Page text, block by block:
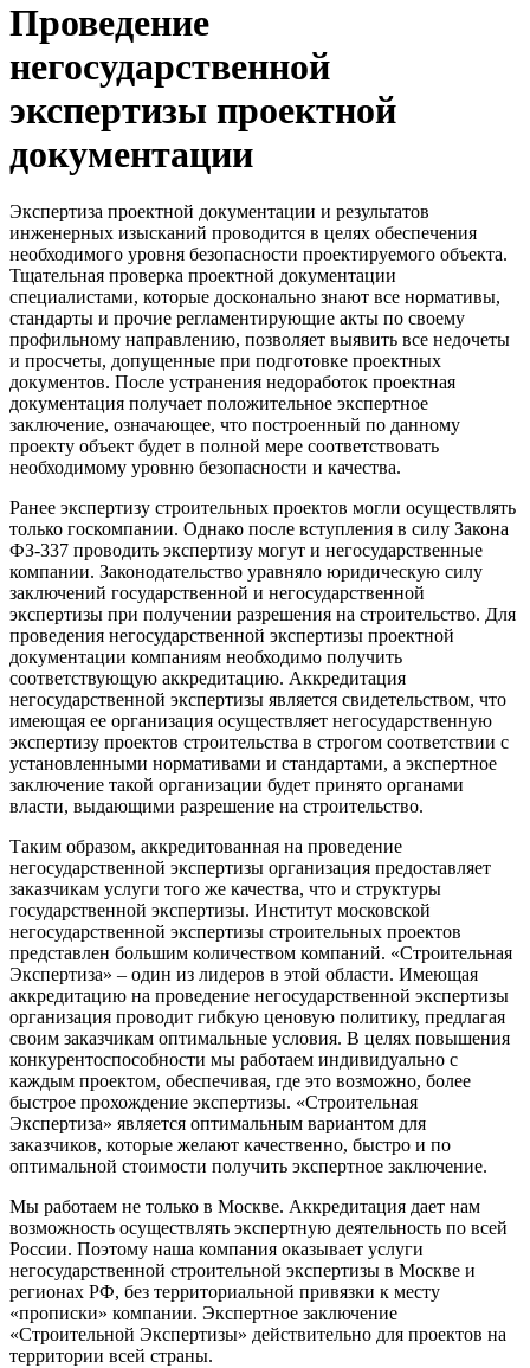
Проведение
негосударственной
экспертизы проектной
документации
Экспертиза проектной документации и результатов
инженерных изысканий проводится в целях обеспечения
необходимого уровня безопасности проектируемого объекта.
Тщательная проверка проектной документации
специалистами, которые досконально знают все нормативы,
стандарты и прочие регламентирующие акты по своему
профильному направлению, позволяет выявить все недочеты
и просчеты, допущенные при подготовке проектных
документов. После устранения недоработок проектная
документация получает положительное экспертное
заключение, означающее, что построенный по данному
проекту объект будет в полной мере соответствовать
необходимому уровню безопасности и качества.
Ранее экспертизу строительных проектов могли осуществлять
только госкомпании. Однако после вступления в силу Закона
ФЗ-337 проводить экспертизу могут и негосударственные
компании. Законодательство уравняло юридическую силу
заключений государственной и негосударственной
экспертизы при получении разрешения на строительство. Для
проведения негосударственной экспертизы проектной
документации компаниям необходимо получить
соответствующую аккредитацию. Аккредитация
негосударственной экспертизы является свидетельством, что
имеющая ее организация осуществляет негосударственную
экспертизу проектов строительства в строгом соответствии с
установленными нормативами и стандартами, а экспертное
заключение такой организации будет принято органами
власти, выдающими разрешение на строительство.
Таким образом, аккредитованная на проведение
негосударственной экспертизы организация предоставляет
заказчикам услуги того же качества, что и структуры
государственной экспертизы. Институт московской
негосударственной экспертизы строительных проектов
представлен большим количеством компаний. «Строительная
Экспертиза» – один из лидеров в этой области. Имеющая
аккредитацию на проведение негосударственной экспертизы
организация проводит гибкую ценовую политику, предлагая
своим заказчикам оптимальные условия. В целях повышения
конкурентоспособности мы работаем индивидуально с
каждым проектом, обеспечивая, где это возможно, более
быстрое прохождение экспертизы. «Строительная
Экспертиза» является оптимальным вариантом для
заказчиков, которые желают качественно, быстро и по
оптимальной стоимости получить экспертное заключение.
Мы работаем не только в Москве. Аккредитация дает нам
возможность осуществлять экспертную деятельность по всей
России. Поэтому наша компания оказывает услуги
негосударственной строительной экспертизы в Москве и
регионах РФ, без территориальной привязки к месту
«прописки» компании. Экспертное заключение
«Строительной Экспертизы» действительно для проектов на
территории всей страны.